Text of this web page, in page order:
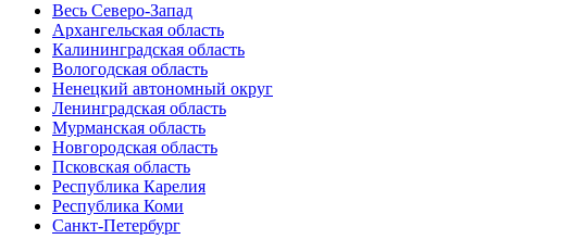
Весь Северо-Запад
Архангельская область
Калининградская область
Вологодская область
Ненецкий автономный округ
Ленинградская область
Мурманская область
Новгородская область
Псковская область
Республика Карелия
Республика Коми
Санкт-Петербург